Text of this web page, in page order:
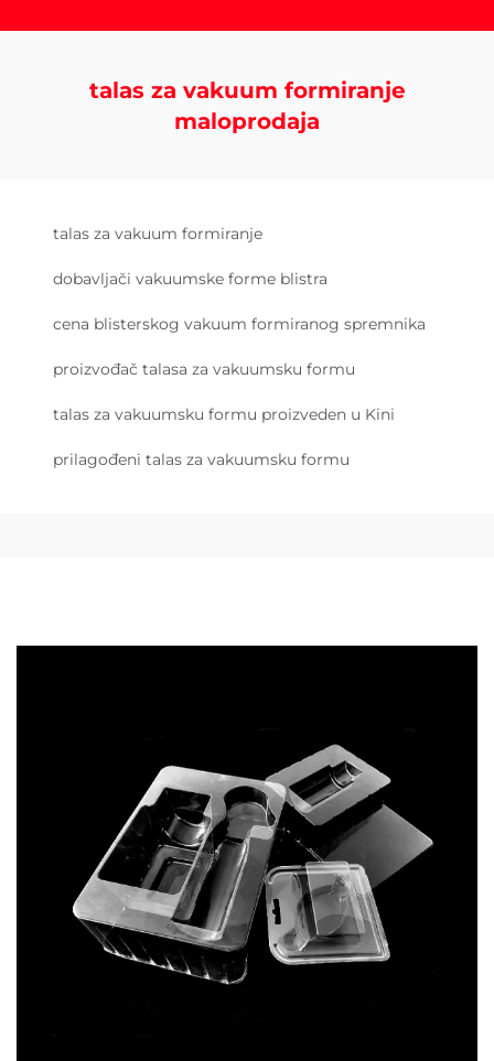
talas za vakuum formiranje
maloprodaja
talas za vakuum formiranje
dobavljači vakuumske forme blistra
cena blisterskog vakuum formiranog spremnika
proizvođač talasa za vakuumsku formu
talas za vakuumsku formu proizveden u Kini
prilagođeni talas za vakuumsku formu